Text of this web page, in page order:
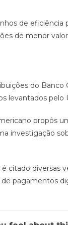
de eficiência
de menor
do Banco
levantados pelo
propôs
investigação
citado diversas
pagamentos